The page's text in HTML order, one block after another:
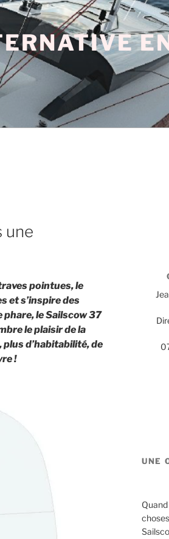
une
pointues, le
et s’inspire des
phare, le Sailscow 37
le plaisir de la
d’habitabilité, de
!
UNE